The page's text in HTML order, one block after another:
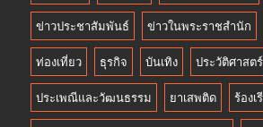
ข่าวประชาสัมพันธ์ ข่าวในพระราชสำนัก
ท่องเที่ยว ธุรกิจ บันเทิง ประวัติศาสตร์
ประเพณีและวัฒนธรรม ยาเสพติด ร้องเ